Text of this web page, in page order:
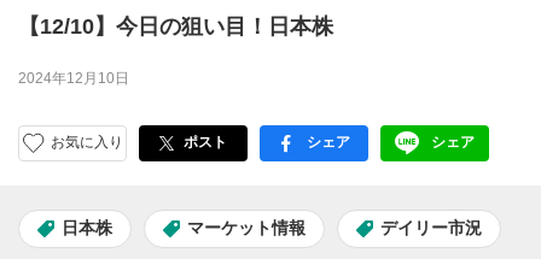
【12/10】今日の狙い目！日本株
2024年12月10日
お気に入り ポスト facebook
シェア LINE
シェア
日本株 マーケット情報 デイリー市況